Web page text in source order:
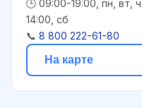
🕒 09:00-19:00, пн, вт,
14:00, сб
📞 8 800 222-61-80
На карте